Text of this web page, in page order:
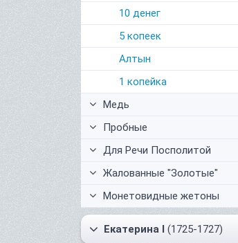
10 денег
5 копеек
Алтын
1 копейка
Медь
Пробные
Для Речи Посполитой
Жалованные "Золотые"
Монетовидные жетоны
Екатерина I (1725-1727)